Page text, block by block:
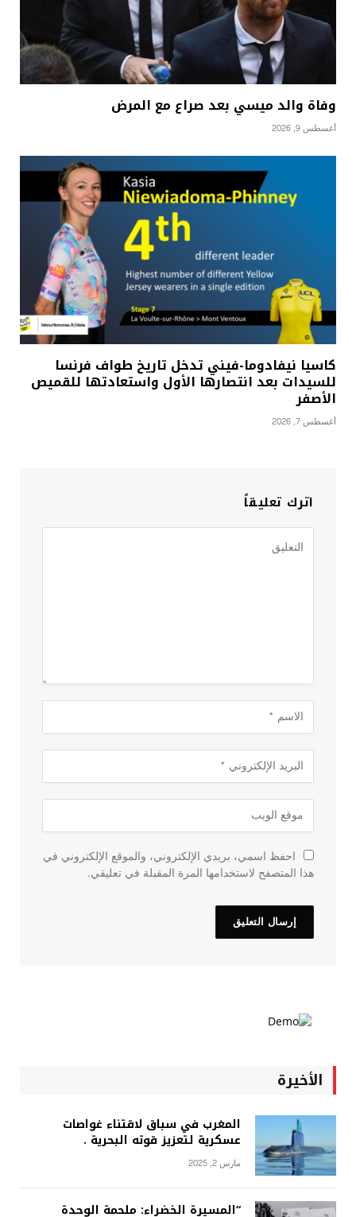
وفاة والد ميسي بعد صراع مع المرض
أغسطس 9, 2026
كاسيا نيفادوما-فيني تدخل تاريخ طواف فرنسا
للسيدات بعد انتصارها الأول واستعادتها للقميص
الأصفر
أغسطس 7, 2026
اترك تعليقاً
احفظ اسمي، بريدي الإلكتروني، والموقع الإلكتروني في
هذا المتصفح لاستخدامها المرة المقبلة في تعليقي.
الأخيرة
المغرب في سباق لاقتناء غواصات
عسكرية لتعزيز قوته البحرية .
مارس 2, 2025
“المسيرة الخضراء: ملحمة الوحدة